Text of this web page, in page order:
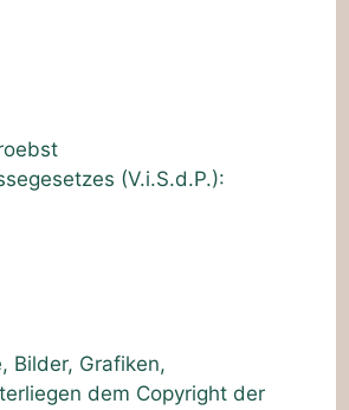
(V.i.S.d.P.):
Bilder, Grafiken,
dem Copyright der